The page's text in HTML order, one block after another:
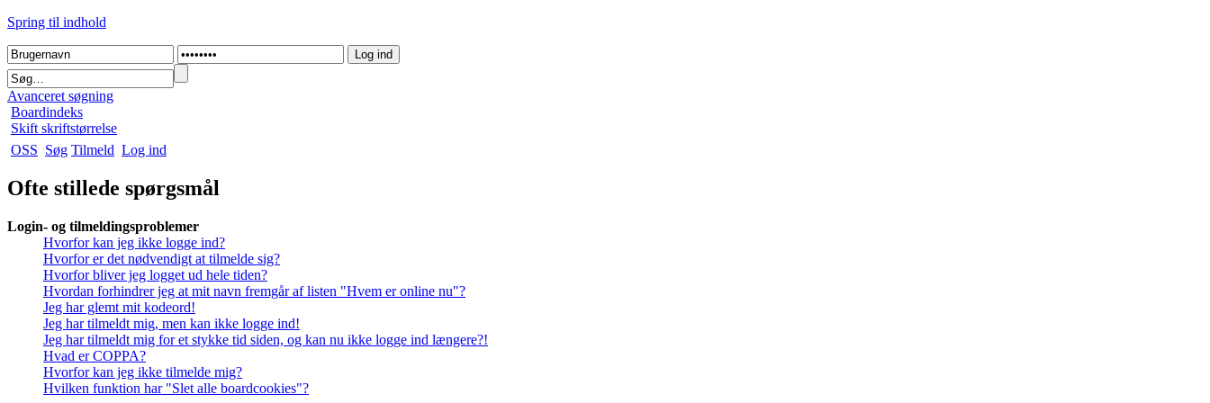
Spring til indhold
Avanceret søgning
Boardindeks
Skift skriftstørrelse
OSS Søg Tilmeld Log ind
Ofte stillede spørgsmål
Login- og tilmeldingsproblemer
Hvorfor kan jeg ikke logge ind?
Hvorfor er det nødvendigt at tilmelde sig?
Hvorfor bliver jeg logget ud hele tiden?
Hvordan forhindrer jeg at mit navn fremgår af listen "Hvem er online nu"?
Jeg har glemt mit kodeord!
Jeg har tilmeldt mig, men kan ikke logge ind!
Jeg har tilmeldt mig for et stykke tid siden, og kan nu ikke logge ind længere?!
Hvad er COPPA?
Hvorfor kan jeg ikke tilmelde mig?
Hvilken funktion har "Slet alle boardcookies"?